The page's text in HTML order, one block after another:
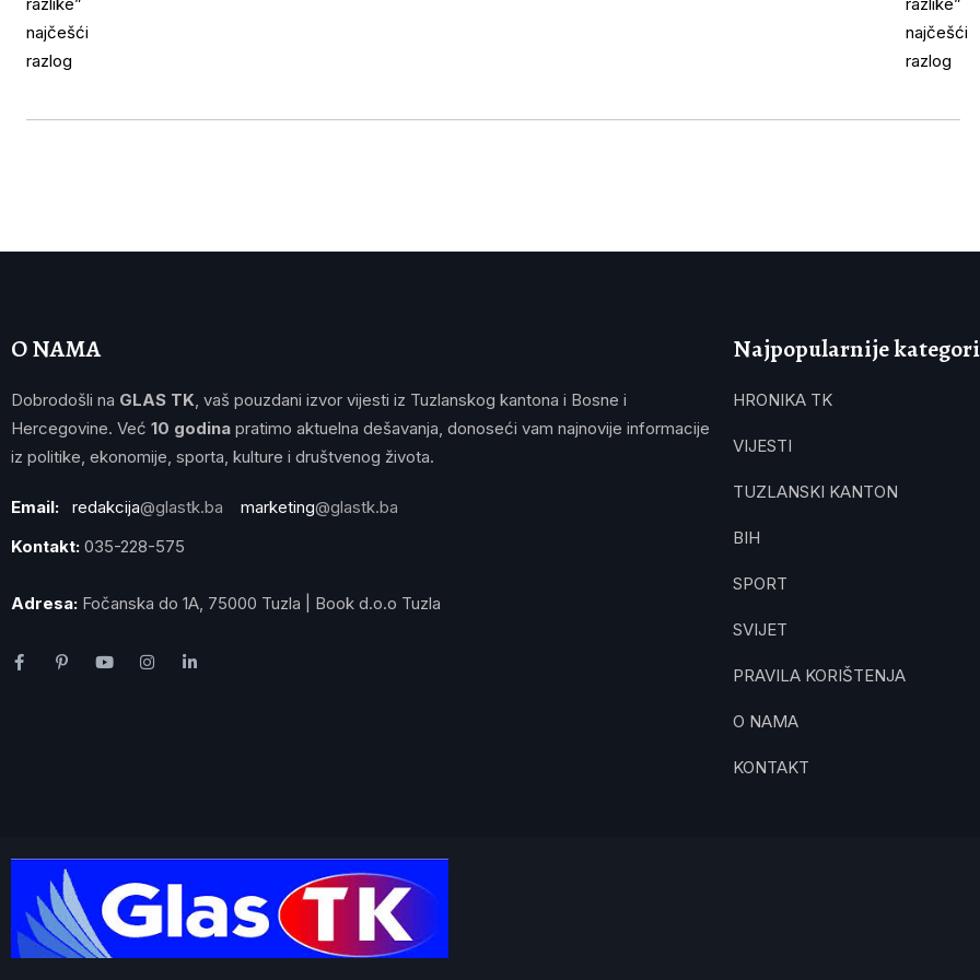
O NAMA
Dobrodošli na GLAS TK, vaš pouzdani izvor vijesti iz Tuzlanskog kantona i Bosne i
Hercegovine. Već 10 godina pratimo aktuelna dešavanja, donoseći vam najnovije informacije
iz politike, ekonomije, sporta, kulture i društvenog života.
Email: redakcija@glastk.ba marketing@glastk.ba
Kontakt: 035-228-575
Adresa: Fočanska do 1A, 75000 Tuzla | Book d.o.o Tuzla
Najpopularnije
HRONIKA TK
VIJESTI
TUZLANSKI KANTON
BIH
SPORT
SVIJET
PRAVILA KORIŠTENJA
O NAMA
KONTAKT